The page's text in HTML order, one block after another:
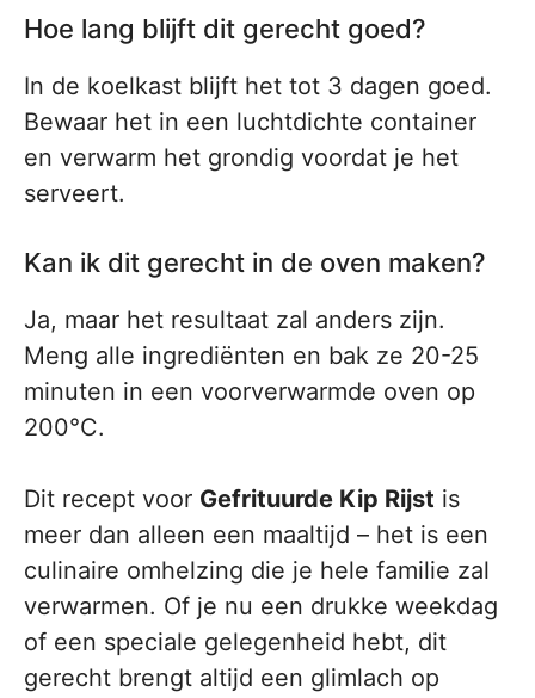
Hoe lang blijft dit gerecht goed?
In de koelkast blijft het tot 3 dagen goed.
Bewaar het in een luchtdichte container
en verwarm het grondig voordat je het
serveert.
Kan ik dit gerecht in de oven maken?
Ja, maar het resultaat zal anders zijn.
Meng alle ingrediënten en bak ze 20-25
minuten in een voorverwarmde oven op
200°C.
Dit recept voor Gefrituurde Kip Rijst is
meer dan alleen een maaltijd – het is een
culinaire omhelzing die je hele familie zal
verwarmen. Of je nu een drukke weekdag
of een speciale gelegenheid hebt, dit
gerecht brengt altijd een glimlach op